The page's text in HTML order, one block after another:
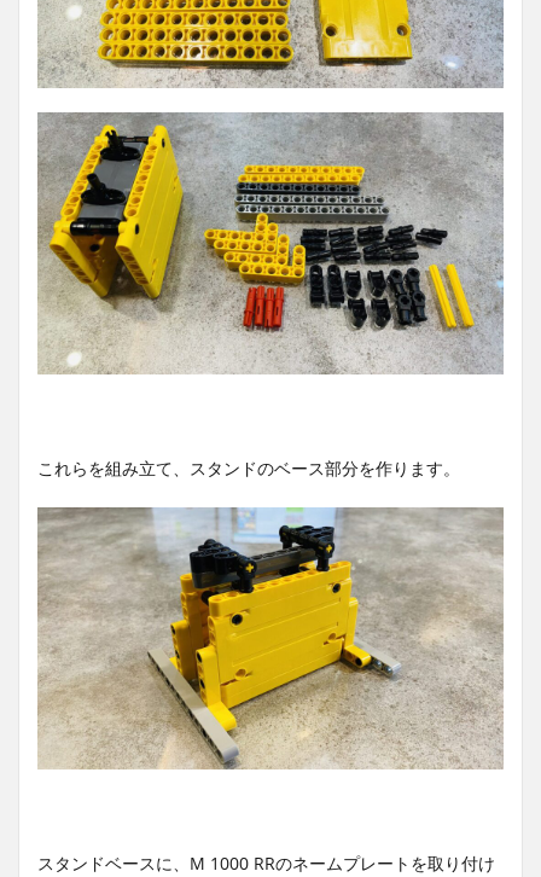
これらを組み立て、スタンドのベース部分を作ります。
スタンドベースに、M 1000 RRのネームプレートを取り付け